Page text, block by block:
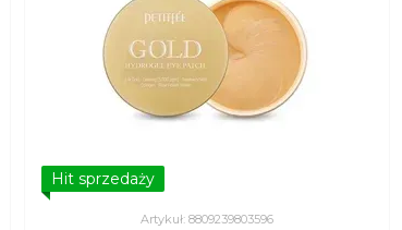
Hit sprzedaży
Artykuł: 8809239803596